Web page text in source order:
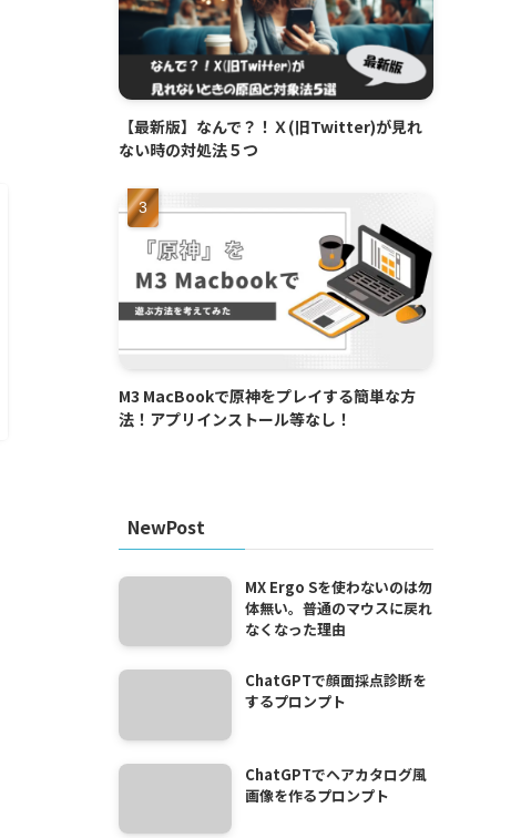
【最新版】なんで？！Ｘ(旧Twitter)が見れ
ない時の対処法５つ
M3 MacBookで原神をプレイする簡単な方
法！アプリインストール等なし！
NewPost
MX Ergo Sを使わないのは勿
体無い。普通のマウスに戻れ
なくなった理由
ChatGPTで顔面採点診断を
するプロンプト
ChatGPTでヘアカタログ風
画像を作るプロンプト